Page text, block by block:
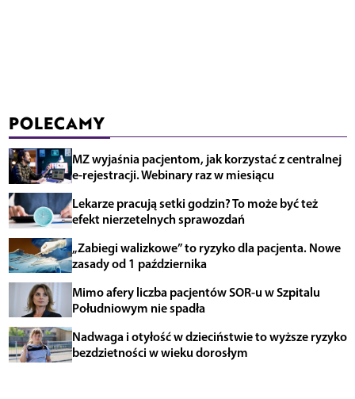
POLECAMY
MZ wyjaśnia pacjentom, jak korzystać z centralnej
e-rejestracji. Webinary raz w miesiącu
Lekarze pracują setki godzin? To może być też
efekt nierzetelnych sprawozdań
„Zabiegi walizkowe” to ryzyko dla pacjenta. Nowe
zasady od 1 października
Mimo afery liczba pacjentów SOR-u w Szpitalu
Południowym nie spadła
Nadwaga i otyłość w dzieciństwie to wyższe ryzyko
bezdzietności w wieku dorosłym